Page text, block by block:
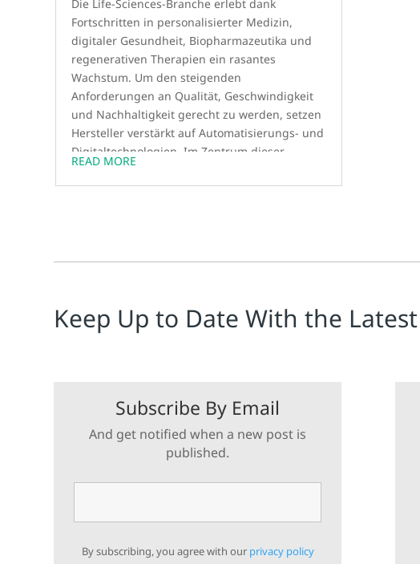
Die Life-Sciences-Branche erlebt dank
Fortschritten in personalisierter Medizin,
digitaler Gesundheit, Biopharmazeutika und
regenerativen Therapien ein rasantes
Wachstum. Um den steigenden
Anforderungen an Qualität, Geschwindigkeit
und Nachhaltigkeit gerecht zu werden, setzen
Hersteller verstärkt auf Automatisierungs- und
Digitaltechnologien. Im Zentrum dieser
Transformation stehen intelligente Sensoren
und fortschrittliche Messinstrumente, die
und einer schnelleren Markteinführung von
Durchflussmesser gewährleisten unter
schwierigen Bedingungen präzise Messungen
Zuverlässigkeit. Die Zukunft der
pharmazeutischen und biopharmazeutischen
Produktion basiert auf Präzision, Konnektivität
und intelligenter Automatisierung, um
weltweit sicherere und wirksamere
READ MORE
Keep Up to Date With the
Subscribe By Email
And get notified when a new post is
published.
By subscribing, you agree with our privacy policy